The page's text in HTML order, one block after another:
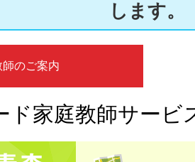
します。
師のご案内
ド家庭教師サービ